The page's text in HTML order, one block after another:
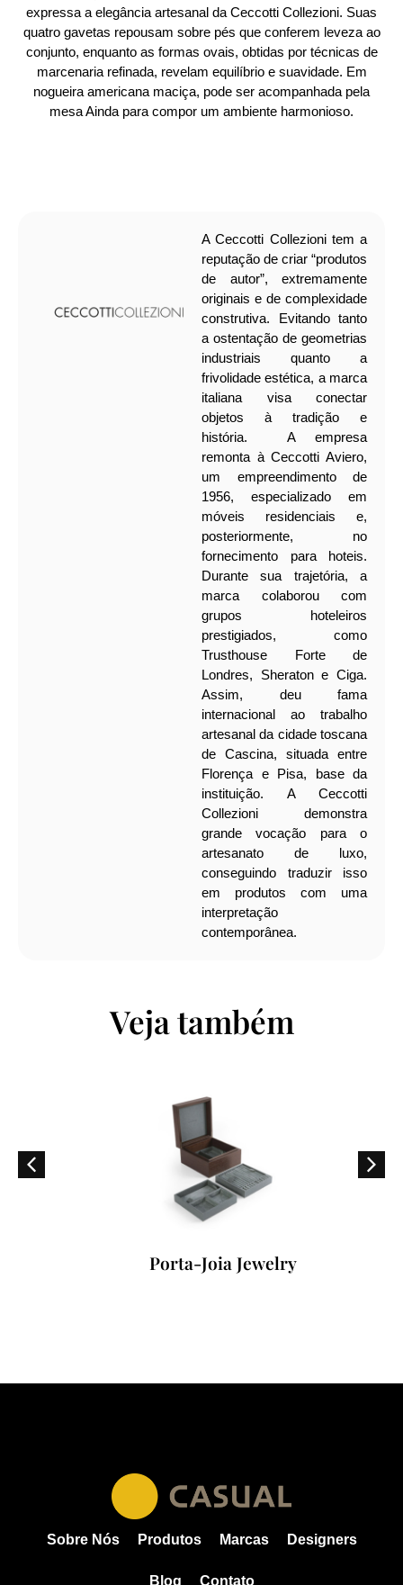
expressa a elegância artesanal da Ceccotti Collezioni. Suas
quatro gavetas repousam sobre pés que conferem leveza ao
conjunto, enquanto as formas ovais, obtidas por técnicas de
marcenaria refinada, revelam equilíbrio e suavidade. Em
nogueira americana maciça, pode ser acompanhada pela
mesa Ainda para compor um ambiente harmonioso.
A Ceccotti Collezioni tem a
reputação de criar “produtos
de autor”, extremamente
originais e de complexidade
construtiva. Evitando tanto
a ostentação de geometrias
industriais quanto a
frivolidade estética, a marca
italiana visa conectar
objetos à tradição e
história.
A empresa
remonta à Ceccotti Aviero,
um empreendimento de
1956, especializado em
móveis residenciais e,
posteriormente, no
fornecimento para hoteis.
Durante sua trajetória, a
marca colaborou com
grupos hoteleiros
prestigiados, como
Trusthouse Forte de
Londres, Sheraton e Ciga.
Assim, deu fama
internacional ao trabalho
artesanal da cidade toscana
de Cascina, situada entre
Florença e Pisa, base da
instituição.
A Ceccotti
Collezioni demonstra
grande vocação para o
artesanato de luxo,
conseguindo traduzir isso
em produtos com uma
interpretação
contemporânea.
Veja também
Porta-Joia Jewelry
Sobre Nós Produtos Marcas Designers
Blog Contato